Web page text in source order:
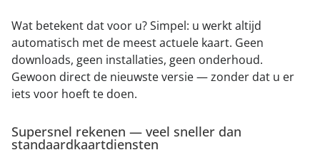
Wat betekent dat voor u? Simpel: u werkt altijd
automatisch met de meest actuele kaart. Geen
downloads, geen installaties, geen onderhoud.
Gewoon direct de nieuwste versie — zonder dat u er
iets voor hoeft te doen.
Supersnel rekenen — veel sneller dan
standaardkaartdiensten